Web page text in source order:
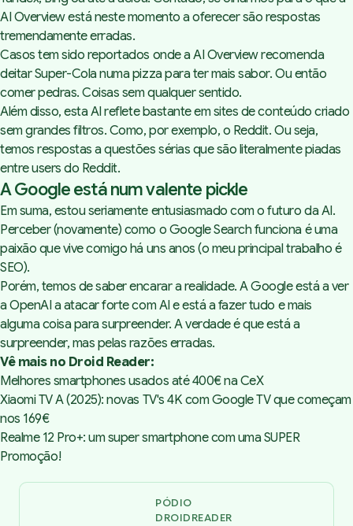
AI Overview está neste momento a oferecer são respostas
tremendamente erradas.
Casos tem sido reportados onde a AI Overview recomenda
deitar Super-Cola numa pizza para ter mais sabor. Ou então
comer pedras. Coisas sem qualquer sentido.
Além disso, esta AI reflete bastante em sites de conteúdo criado
sem grandes filtros. Como, por exemplo, o Reddit. Ou seja,
temos respostas a questões sérias que são literalmente piadas
entre users do Reddit.
A Google está num valente pickle
Em suma, estou seriamente entusiasmado com o futuro da AI.
Perceber (novamente) como o Google Search funciona é uma
paixão que vive comigo há uns anos (o meu principal trabalho é
SEO).
Porém, temos de saber encarar a realidade. A Google está a ver
a OpenAI a atacar forte com AI e está a fazer tudo e mais
alguma coisa para surpreender. A verdade é que está a
surpreender, mas pelas razões erradas.
Vê mais no Droid Reader:
Melhores smartphones usados até 400€ na CeX
Xiaomi TV A (2025): novas TV's 4K com Google TV que começam
nos 169€
Realme 12 Pro+: um super smartphone com uma SUPER
Promoção!
PÓDIO
DROIDREADER